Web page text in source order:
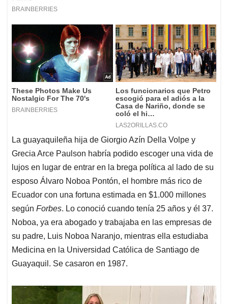
La guayaquileña hija de Giorgio Azín Della Volpe y
Grecia Arce Paulson habría podido escoger una vida de
lujos en lugar de entrar en la brega política al lado de su
esposo Álvaro Noboa Pontón, el hombre más rico de
Ecuador con una fortuna estimada en $1.000 millones
según Forbes. Lo conoció cuando tenía 25 años y él 37.
Noboa, ya era abogado y trabajaba en las empresas de
su padre, Luis Noboa Naranjo, mientras ella estudiaba
Medicina en la Universidad Católica de Santiago de
Guayaquil. Se casaron en 1987.